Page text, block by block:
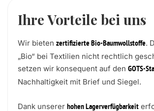
Ihre Vorteile bei uns
Wir bieten zertifizierte Bio-Baumwollstoffe.
„Bio“ bei Textilien nicht rechtlich
setzen wir konsequent auf den GOTS-
Nachhaltigkeit mit Brief und Siegel.
Dank unserer hohen Lagerverfügbarkeit